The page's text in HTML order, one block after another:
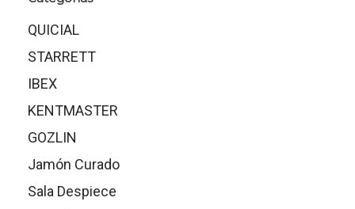
QUICIAL
STARRETT
IBEX
KENTMASTER
GOZLIN
Jamón Curado
Sala Despiece